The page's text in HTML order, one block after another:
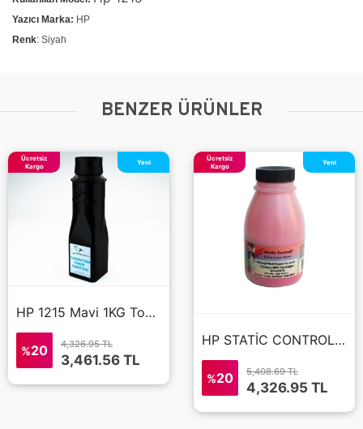
Yazıcı Marka: HP
Renk: Siyah
BENZER ÜRÜNLER
HP 1215 Mavi 1KG Toner Tozu
Ücretsiz
Kargo
Yeni
%20 4,326.95 TL
3,461.56 TL
HP STATİC CONTROL RENKLİ TONER TOZU KIRMIZI 100GR
Ücretsiz
Kargo
Yeni
%20 5,408.69 TL
4,326.95 TL